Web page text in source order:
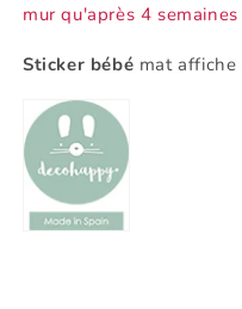
mur qu'après 4
Sticker bébé mat affiche